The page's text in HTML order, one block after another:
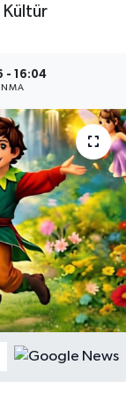
Kültür
- 16:04